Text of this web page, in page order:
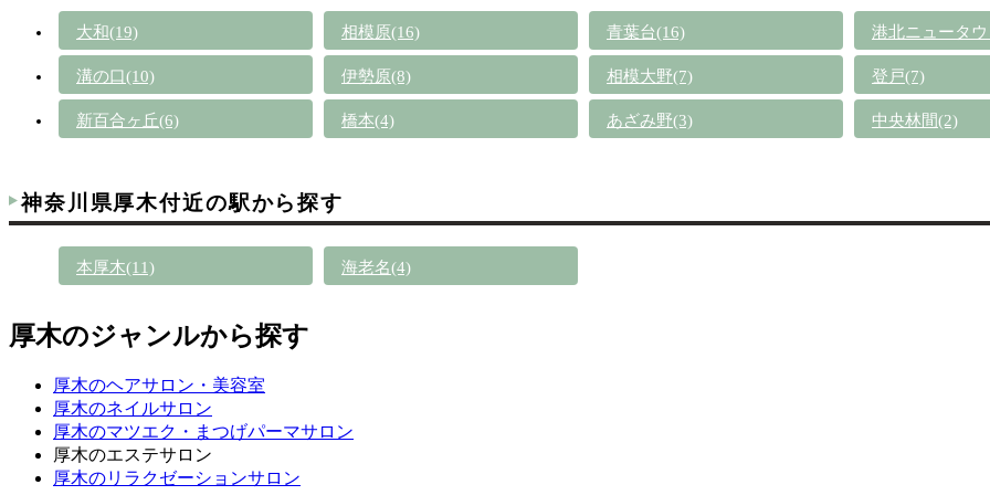
大和(19) 相模原(16) 青葉台(16) 港北ニュータ
溝の口(10) 伊勢原(8) 相模大野(7) 登戸(7)
新百合ヶ丘(6) 橋本(4) あざみ野(3) 中央林間(2)
神奈川県厚木付近の駅から探す
本厚木(11) 海老名(4)
厚木のジャンルから探す
厚木のヘアサロン・美容室
厚木のネイルサロン
厚木のマツエク・まつげパーマサロン
厚木のエステサロン
厚木のリラクゼーションサロン